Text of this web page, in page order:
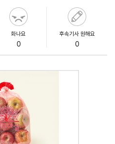
화나요
0
후속기사 원해요
0